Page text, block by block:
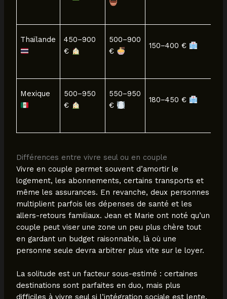
Thaïlande
450–900
€
500–900
€
150–400 €
Mexique
500–950
€
550–950
€
180–450 €
Différences entre vivre seul ou en couple
Vivre en couple permet souvent d’amortir le
logement, les abonnements, certains transports et
même les assurances. En revanche, deux personnes
multiplient parfois les dépenses de santé et les
allers-retours familiaux. Jean et Marie ont noté qu’un
couple peut viser une zone un peu plus chère tout
en gardant un budget raisonnable, là où une
personne seule devra arbitrer plus vite sur le loyer.
La solitude est un facteur sous-estimé : certaines
destinations sont parfaites en duo, mais plus
difficiles à vivre seul si l’intégration sociale est lente.